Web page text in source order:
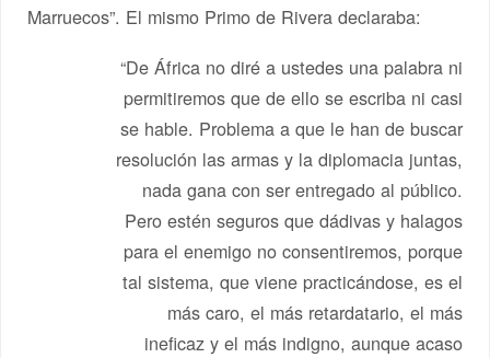
Marruecos”. El mismo Primo de Rivera declaraba:
“De África no diré a ustedes una palabra ni
permitiremos que de ello se escriba ni casi
se hable. Problema a que le han de buscar
resolución las armas y la diplomacia juntas,
nada gana con ser entregado al público.
Pero estén seguros que dádivas y halagos
para el enemigo no consentiremos, porque
tal sistema, que viene practicándose, es el
más caro, el más retardatario, el más
ineficaz y el más indigno, aunque acaso